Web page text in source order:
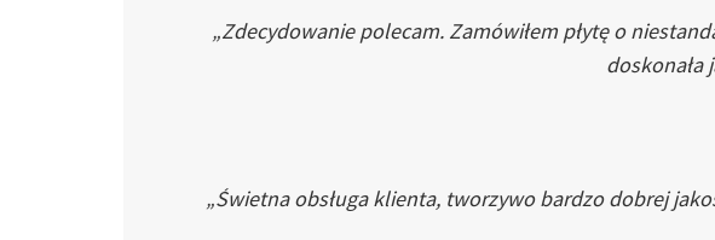
„Zdecydowanie polecam. Zamówiłem płytę o
doskonała
„Świetna obsługa klienta, tworzywo bardzo dobrej